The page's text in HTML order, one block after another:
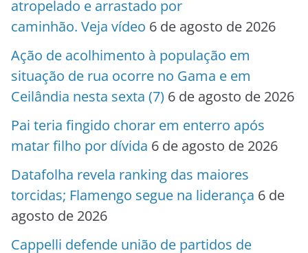
atropelado e arrastado por
caminhão. Veja vídeo 6 de agosto de 2026
Ação de acolhimento à população em
situação de rua ocorre no Gama e em
Ceilândia nesta sexta (7) 6 de agosto de 2026
Pai teria fingido chorar em enterro após
matar filho por dívida 6 de agosto de 2026
Datafolha revela ranking das maiores
torcidas; Flamengo segue na liderança 6 de
agosto de 2026
Cappelli defende união de partidos de